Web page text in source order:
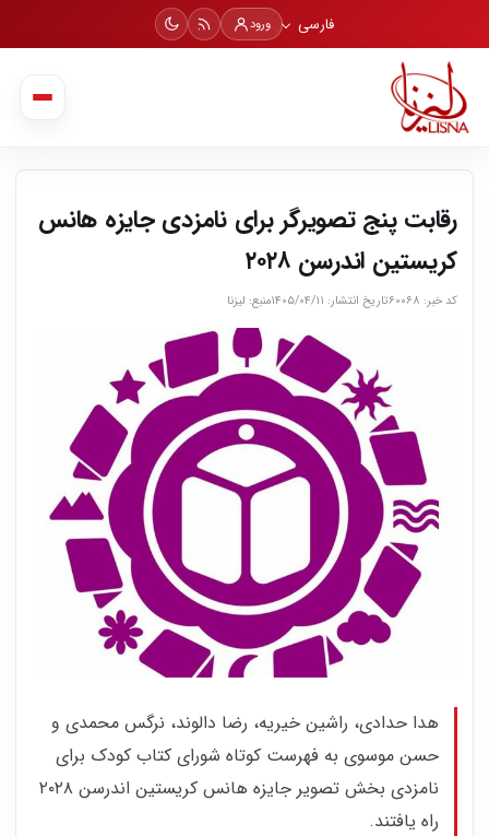
فارسی ورود
رقابت پنج تصویرگر برای نامزدی جایزه هانس
کریستین اندرسن ۲۰۲۸
کد خبر: ۶۰۰۶۸ تاریخ انتشار: ۱۴۰۵/۰۴/۱۱ منبع: لیزنا
هدا حدادی، راشین خیریه، رضا دالوند، نرگس محمدی و
حسن موسوی به فهرست کوتاه شورای کتاب کودک برای
نامزدی بخش تصویر جایزه هانس کریستین اندرسن ۲۰۲۸
راه یافتند.